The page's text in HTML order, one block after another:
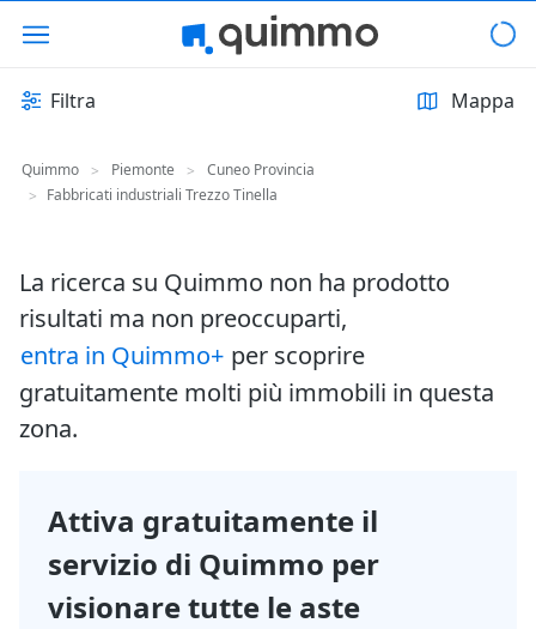
Filtra Mappa
Quimmo > Piemonte >
Cuneo Provincia
> Fabbricati industriali Trezzo Tinella
La ricerca su Quimmo non ha prodotto
risultati ma non preoccuparti,
entra in Quimmo+ per scoprire
gratuitamente molti più immobili in questa
zona.
Attiva gratuitamente il
servizio di Quimmo per
visionare tutte le aste